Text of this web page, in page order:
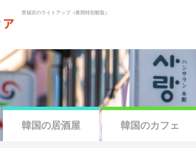
景福宮のライトアップ（夜間特別観覧）
韓国の居酒屋 韓国のカフェ